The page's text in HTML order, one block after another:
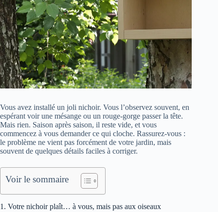
Vous avez installé un joli nichoir. Vous l’observez souvent, en
espérant voir une mésange ou un rouge-gorge passer la tête.
Mais rien. Saison après saison, il reste vide, et vous
commencez à vous demander ce qui cloche. Rassurez-vous :
le problème ne vient pas forcément de votre jardin, mais
souvent de quelques détails faciles à corriger.
Voir le sommaire
1. Votre nichoir plaît… à vous, mais pas aux oiseaux